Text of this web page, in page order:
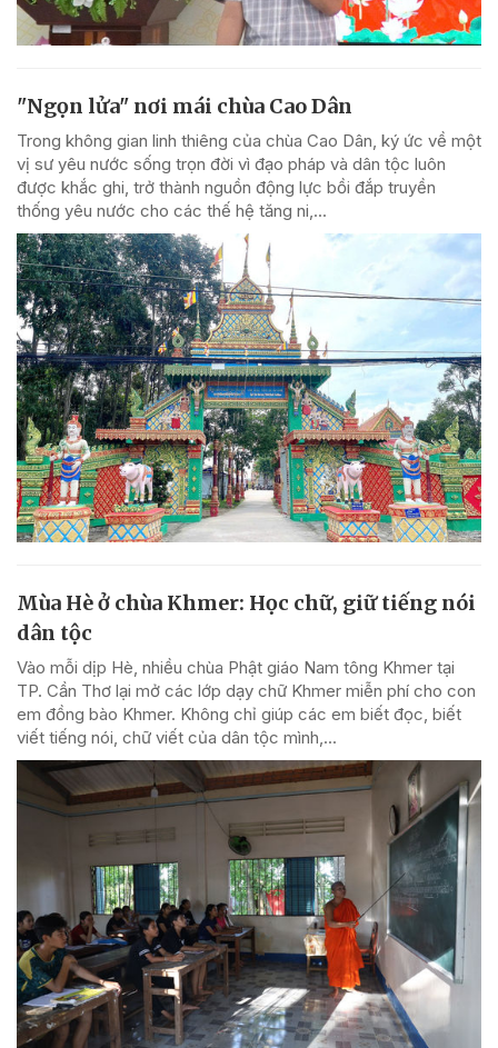
"Ngọn lửa" nơi mái chùa Cao Dân
Trong không gian linh thiêng của chùa Cao Dân, ký ức về một
vị sư yêu nước sống trọn đời vì đạo pháp và dân tộc luôn
được khắc ghi, trở thành nguồn động lực bồi đắp truyền
thống yêu nước cho các thế hệ tăng ni,...
Mùa Hè ở chùa Khmer: Học chữ, giữ tiếng nói
dân tộc
Vào mỗi dịp Hè, nhiều chùa Phật giáo Nam tông Khmer tại
TP. Cần Thơ lại mở các lớp dạy chữ Khmer miễn phí cho con
em đồng bào Khmer. Không chỉ giúp các em biết đọc, biết
viết tiếng nói, chữ viết của dân tộc mình,...